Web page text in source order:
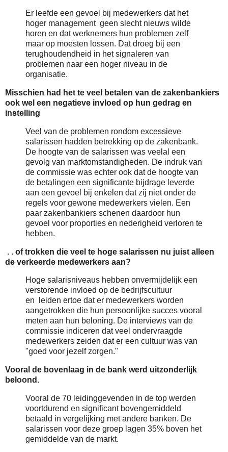
Er leefde een gevoel bij medewerkers dat het
hoger management geen slecht nieuws wilde
horen en dat werknemers hun problemen zelf
maar op moesten lossen. Dat droeg bij een
terughoudendheid in het signaleren van
problemen naar een hoger niveau in de
organisatie.
Misschien had het te veel betalen van de zakenbankiers
ook wel een negatieve invloed op hun gedrag en
instelling
Veel van de problemen rondom excessieve
salarissen hadden betrekking op de zakenbank.
De hoogte van de salarissen was veelal een
gevolg van marktomstandigheden. De indruk van
de commissie was echter ook dat de hoogte van
de betalingen een significante bijdrage leverde
aan een gevoel bij enkelen dat zij niet onder de
regels voor gewone medewerkers vielen. Een
paar zakenbankiers schenen daardoor hun
gevoel voor proporties en nederigheid verloren te
hebben.
. . of trokken die veel te hoge salarissen nu juist alleen
de verkeerde medewerkers aan?
Hoge salarisniveaus hebben onvermijdelijk een
verstorende invloed op de bedrijfscultuur
en leiden ertoe dat er medewerkers worden
aangetrokken die hun persoonlijke succes vooral
meten aan hun beloning. De interviews van de
commissie indiceren dat veel ondervraagde
medewerkers zeiden dat er een cultuur was van
"goed voor jezelf zorgen."
Vooral de bovenlaag in de bank werd uitzonderlijk
beloond.
Vooral de 70 leidinggevenden in de top werden
voortdurend en significant bovengemiddeld
betaald in vergelijking met andere banken. De
salarissen voor deze groep lagen 35% boven het
gemiddelde van de markt.